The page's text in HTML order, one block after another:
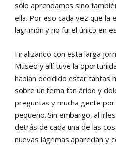
sólo aprendamos sino
ella. Por eso cada vez que la
lagrimón y no fui el único en
Finalizando con esta larga
Museo y allí tuve la
habían decidido estar tantas
sobre un tema tan árido y
preguntas y mucha gente
pequeño. Sin embargo, al
detrás de cada una de las
nuevas lágrimas aparecían y